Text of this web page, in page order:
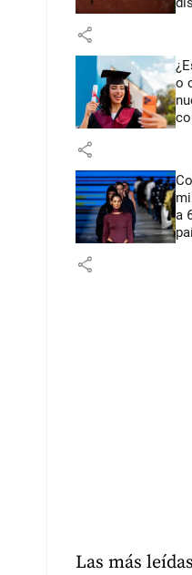
share
o
share
a
share
Las más leídas